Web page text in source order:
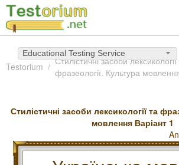
Educational Testing Service
Testorium
Стилістичні засоби
фразеології. Культура
Стилістичні засоби лексикології та
мовлення Варіант 1